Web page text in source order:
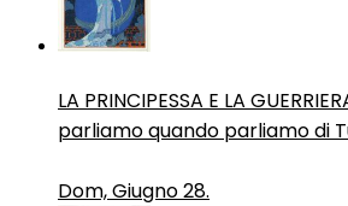
LA PRINCIPESSA E LA
parliamo quando parliamo di
Dom, Giugno 28.